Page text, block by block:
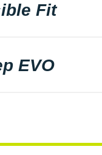
Fit
EVO